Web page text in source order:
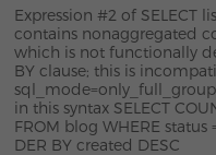
Expression #2 of SELECT
contains nonaggregated
which is not functionally
BY clause; this is
in this syntax SELECT
FROM blog WHERE status
DER BY created DESC